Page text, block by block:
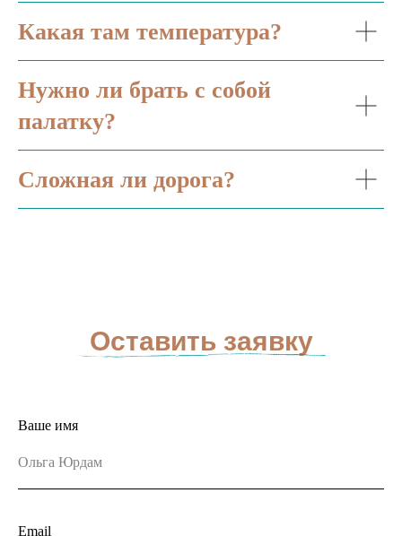
Какая там температура?
Нужно ли брать с собой
палатку?
Сложная ли дорога?
Оставить заявку
Ваше имя
Email